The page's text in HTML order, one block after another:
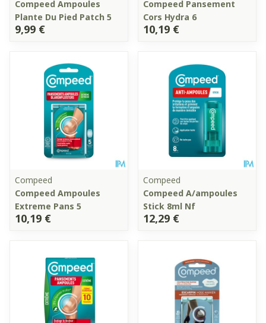
Compeed Ampoules
Plante Du Pied Patch 5
9,99 €
Compeed Pansement
Cors Hydra 6
10,19 €
Compeed
Compeed Ampoules
Extreme Pans 5
10,19 €
Compeed
Compeed A/ampoules
Stick 8ml Nf
12,29 €